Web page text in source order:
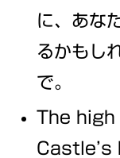
に、あな
るかもし
で。
The
Castle’s